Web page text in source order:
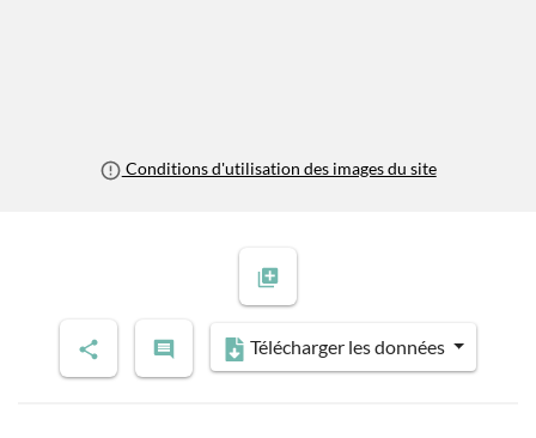
Conditions d'utilisation des images du site
Télécharger les données